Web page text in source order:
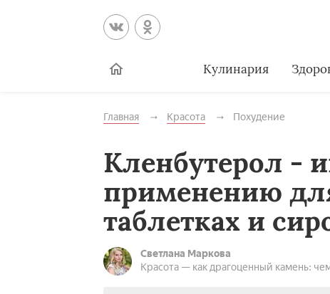
Кулинария
Главная Красота Похудение
Кленбутерол -
применению
таблетках и
Светлана Маркова
Красота — как драгоценный камень: